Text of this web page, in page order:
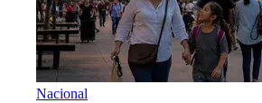
Nacional